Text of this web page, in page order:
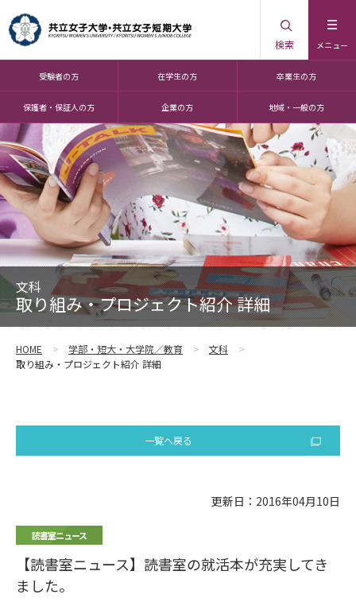
メニュー
検索
受験者の方 在学生の方 卒業生の方
保護者・保証人の方 企業の方 地域・一般の方
文科
取り組み・プロジェクト紹介 詳細
HOME 学部・短大・大学院／教育
文科
取り組み・プロジェクト紹介 詳細
一覧へ戻る
更新日：2016年04月10日
読書室ニュース
【読書室ニュース】読書室の就活本が充実してき
ました。